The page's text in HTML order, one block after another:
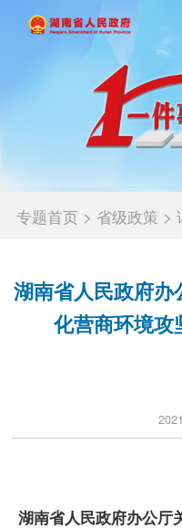
专题首页 > 省级政策 >
湖南省人民政府办
化营商环境攻
湖南省人民政府办公厅